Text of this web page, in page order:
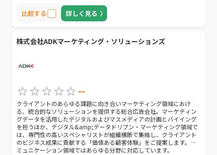
比較する 詳しく見る
株式会社ADKマーケティング・ソリューションズ
--
クライアントのあらゆる課題に向き合いマーケティング領域におけ
る、統合的なソリューションを提供する総合広告会社。マーケティン
グデータを活用したデジタルおよびマスメディアの計画とバイイング
を担うほか、デジタル&amp;データドリブン・マーケティング領域で
は、専門性の高いスペシャリストが組織横断で集結し、クライアント
のビジネス成果に貢献する「価値ある顧客体験」をご提案します。コ
ミュニケーション領域ではあらゆる分野に対応しています。